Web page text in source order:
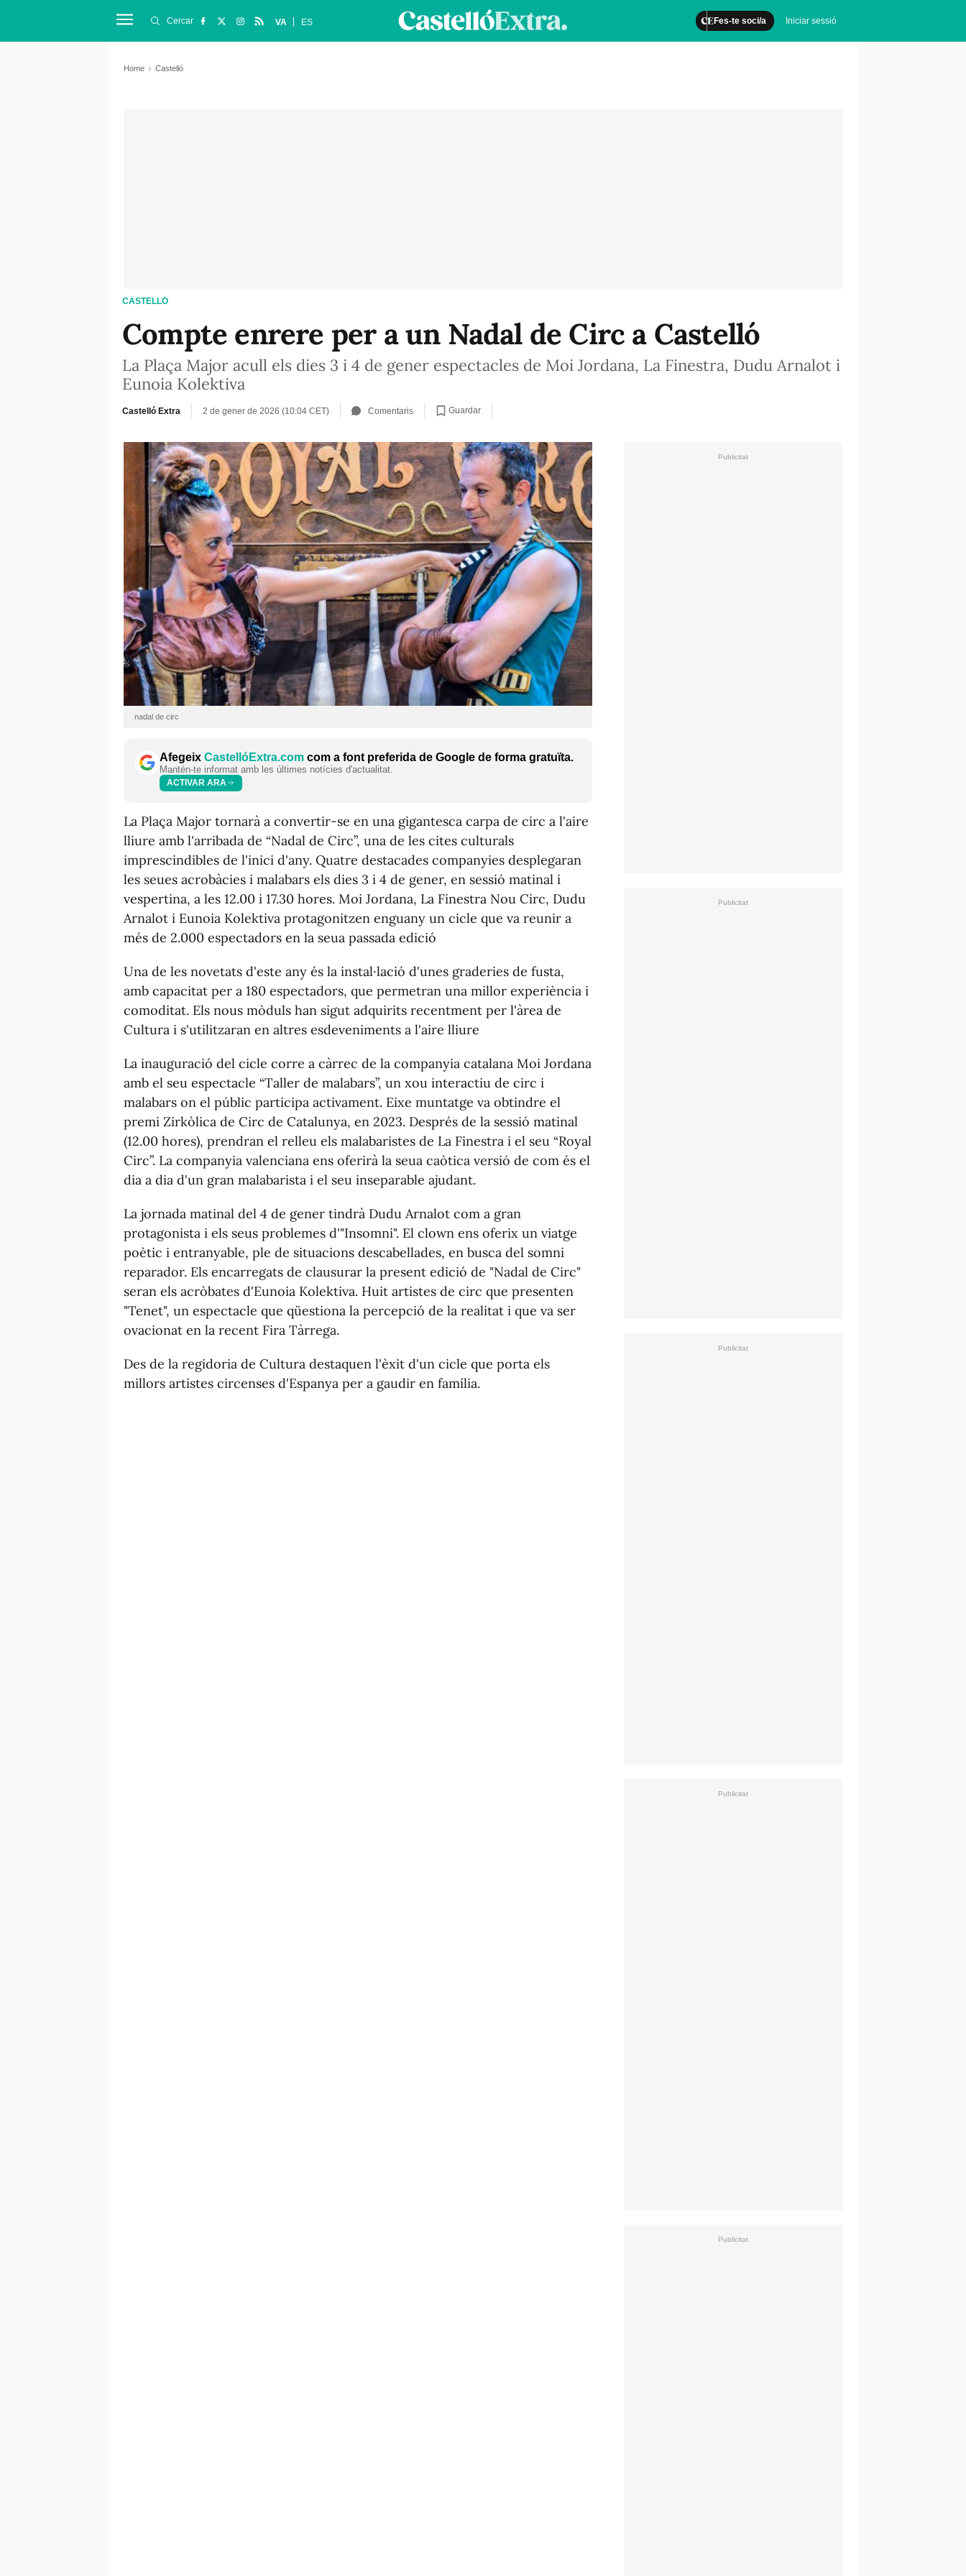
Fes-te soci/a Iniciar sessió
Cercar VA ES
Home Castelló
CASTELLÓ
Compte enrere per a un Nadal de Circ a Castelló
La Plaça Major acull els dies 3 i 4 de gener espectacles de Moi Jordana, La Finestra, Dudu Arnalot i
Eunoia Kolektiva
Castelló Extra 2 de gener de 2026 (10:04 CET) Comentaris Guardar
nadal de circ
Afegeix CastellóExtra.com com a font preferida de Google de forma gratuïta.
Mantén-te informat amb les últimes notícies d'actualitat.
ACTIVAR ARA
La Plaça Major tornarà a convertir-se en una gigantesca carpa de circ a l'aire
lliure amb l'arribada de “Nadal de Circ”, una de les cites culturals
imprescindibles de l'inici d'any. Quatre destacades companyies desplegaran
les seues acrobàcies i malabars els dies 3 i 4 de gener, en sessió matinal i
vespertina, a les 12.00 i 17.30 hores. Moi Jordana, La Finestra Nou Circ, Dudu
Arnalot i Eunoia Kolektiva protagonitzen enguany un cicle que va reunir a
més de 2.000 espectadors en la seua passada edició
Una de les novetats d'este any és la instal·lació d'unes graderies de fusta,
amb capacitat per a 180 espectadors, que permetran una millor experiència i
comoditat. Els nous mòduls han sigut adquirits recentment per l'àrea de
Cultura i s'utilitzaran en altres esdeveniments a l'aire lliure
La inauguració del cicle corre a càrrec de la companyia catalana Moi Jordana
amb el seu espectacle “Taller de malabars”, un xou interactiu de circ i
malabars on el públic participa activament. Eixe muntatge va obtindre el
premi Zirkòlica de Circ de Catalunya, en 2023. Després de la sessió matinal
(12.00 hores), prendran el relleu els malabaristes de La Finestra i el seu “Royal
Circ”. La companyia valenciana ens oferirà la seua caòtica versió de com és el
dia a dia d'un gran malabarista i el seu inseparable ajudant.
La jornada matinal del 4 de gener tindrà Dudu Arnalot com a gran
protagonista i els seus problemes d'"Insomni". El clown ens oferix un viatge
poètic i entranyable, ple de situacions descabellades, en busca del somni
reparador. Els encarregats de clausurar la present edició de "Nadal de Circ"
seran els acròbates d'Eunoia Kolektiva. Huit artistes de circ que presenten
"Tenet", un espectacle que qüestiona la percepció de la realitat i que va ser
ovacionat en la recent Fira Tàrrega.
Des de la regidoria de Cultura destaquen l'èxit d'un cicle que porta els
millors artistes circenses d'Espanya per a gaudir en família.